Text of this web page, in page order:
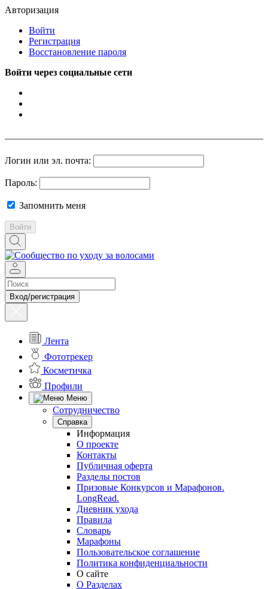
Авторизация
Войти
Регистрация
Восстановление пароля
Войти через социальные сети
Логин или эл. почта:
Пароль:
Запомнить меня
Войти
Вход/регистрация
Лента
Фототрекер
Косметичка
Профили
Меню
Сотрудничество
Справка
Информация
О проекте
Контакты
Публичная оферта
Разделы постов
Призовые Конкурсов и Марафонов.
LongRead.
Дневник ухода
Правила
Словарь
Марафоны
Пользовательское соглашение
Политика конфиденциальности
О сайте
О Разделах